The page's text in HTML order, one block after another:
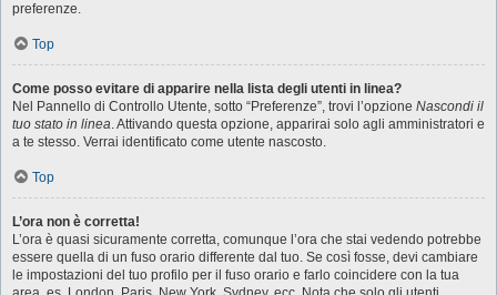
preferenze.
Top
Come posso evitare di apparire nella lista degli utenti in linea?
Nel Pannello di Controllo Utente, sotto “Preferenze”, trovi l’opzione Nascondi il
tuo stato in linea. Attivando questa opzione, apparirai solo agli amministratori e
a te stesso. Verrai identificato come utente nascosto.
Top
L’ora non è corretta!
L’ora è quasi sicuramente corretta, comunque l’ora che stai vedendo potrebbe
essere quella di un fuso orario differente dal tuo. Se così fosse, devi cambiare
le impostazioni del tuo profilo per il fuso orario e farlo coincidere con la tua